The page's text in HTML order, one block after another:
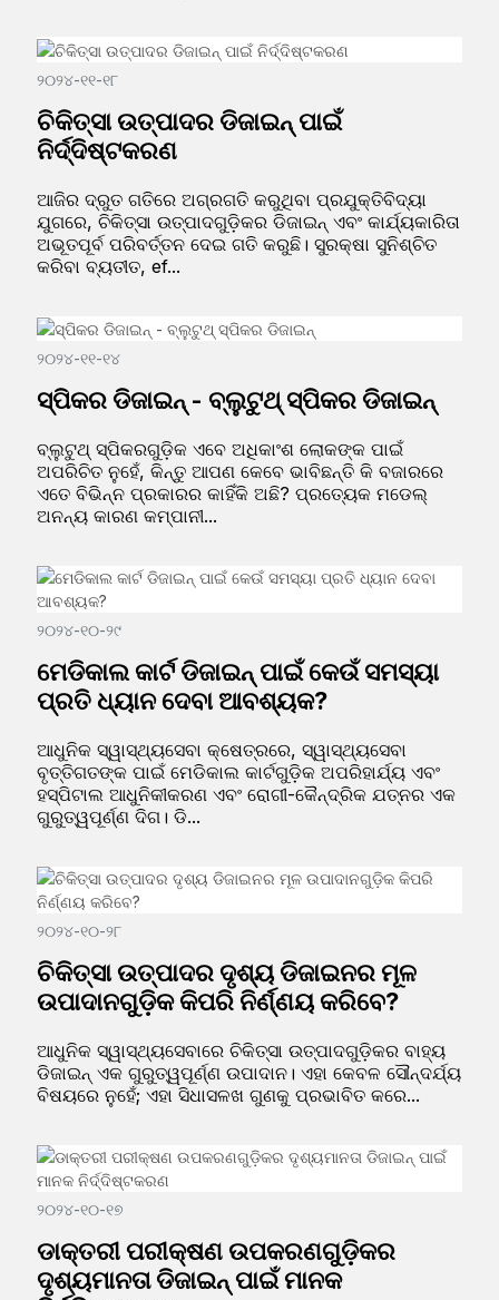
୨୦୨୪-୧୧-୧୮
ଚିକିତ୍ସା ଉତ୍ପାଦର ଡିଜାଇନ୍ ପାଇଁ
ନିର୍ଦ୍ଦିଷ୍ଟକରଣ
ଆଜିର ଦ୍ରୁତ ଗତିରେ ଅଗ୍ରଗତି କରୁଥିବା ପ୍ରଯୁକ୍ତିବିଦ୍ୟା
ଯୁଗରେ, ଚିକିତ୍ସା ଉତ୍ପାଦଗୁଡ଼ିକର ଡିଜାଇନ୍ ଏବଂ କାର୍ଯ୍ୟକାରିତା
ଅଭୂତପୂର୍ବ ପରିବର୍ତ୍ତନ ଦେଇ ଗତି କରୁଛି। ସୁରକ୍ଷା ସୁନିଶ୍ଚିତ
କରିବା ବ୍ୟତୀତ, ef...
୨୦୨୪-୧୧-୧୪
ସ୍ପିକର ଡିଜାଇନ୍ - ବ୍ଲୁଟୁଥ୍ ସ୍ପିକର ଡିଜାଇନ୍
ବ୍ଲୁଟୁଥ୍ ସ୍ପିକରଗୁଡ଼ିକ ଏବେ ଅଧିକାଂଶ ଲୋକଙ୍କ ପାଇଁ
ଅପରିଚିତ ନୁହେଁ, କିନ୍ତୁ ଆପଣ କେବେ ଭାବିଛନ୍ତି କି ବଜାରରେ
ଏତେ ବିଭିନ୍ନ ପ୍ରକାରର କାହିଁକି ଅଛି? ପ୍ରତ୍ୟେକ ମଡେଲ୍
ଅନନ୍ୟ କାରଣ କମ୍ପାନୀ...
୨୦୨୪-୧୦-୨୯
ମେଡିକାଲ କାର୍ଟ ଡିଜାଇନ୍ ପାଇଁ କେଉଁ ସମସ୍ୟା
ପ୍ରତି ଧ୍ୟାନ ଦେବା ଆବଶ୍ୟକ?
ଆଧୁନିକ ସ୍ୱାସ୍ଥ୍ୟସେବା କ୍ଷେତ୍ରରେ, ସ୍ୱାସ୍ଥ୍ୟସେବା
ବୃତ୍ତିଗତଙ୍କ ପାଇଁ ମେଡିକାଲ କାର୍ଟଗୁଡ଼ିକ ଅପରିହାର୍ଯ୍ୟ ଏବଂ
ହସ୍ପିଟାଲ ଆଧୁନିକୀକରଣ ଏବଂ ରୋଗୀ-କୈନ୍ଦ୍ରିକ ଯତ୍ନର ଏକ
ଗୁରୁତ୍ୱପୂର୍ଣ୍ଣ ଦିଗ। ଡି...
୨୦୨୪-୧୦-୨୮
ଚିକିତ୍ସା ଉତ୍ପାଦର ଦୃଶ୍ୟ ଡିଜାଇନର ମୂଳ
ଉପାଦାନଗୁଡ଼ିକ କିପରି ନିର୍ଣ୍ଣୟ କରିବେ?
ଆଧୁନିକ ସ୍ୱାସ୍ଥ୍ୟସେବାରେ ଚିକିତ୍ସା ଉତ୍ପାଦଗୁଡ଼ିକର ବାହ୍ୟ
ଡିଜାଇନ୍ ଏକ ଗୁରୁତ୍ୱପୂର୍ଣ୍ଣ ଉପାଦାନ। ଏହା କେବଳ ସୌନ୍ଦର୍ଯ୍ୟ
ବିଷୟରେ ନୁହେଁ; ଏହା ସିଧାସଳଖ ଗୁଣକୁ ପ୍ରଭାବିତ କରେ...
୨୦୨୪-୧୦-୧୭
ଡାକ୍ତରୀ ପରୀକ୍ଷଣ ଉପକରଣଗୁଡ଼ିକର
ଦୃଶ୍ୟମାନତା ଡିଜାଇନ୍ ପାଇଁ ମାନକ